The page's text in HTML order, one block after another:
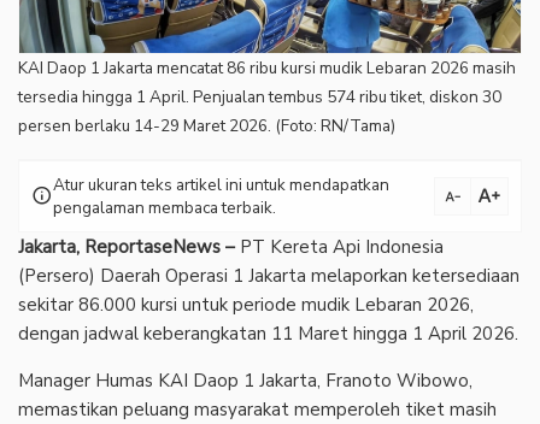
KAI Daop 1 Jakarta mencatat 86 ribu kursi mudik Lebaran 2026 masih
tersedia hingga 1 April. Penjualan tembus 574 ribu tiket, diskon 30
persen berlaku 14-29 Maret 2026. (Foto: RN/Tama)
infoAtur ukuran teks artikel ini untuk mendapatkan
pengalaman membaca terbaik.
text_decrease text_increase
Jakarta, ReportaseNews – PT Kereta Api Indonesia
(Persero) Daerah Operasi 1 Jakarta melaporkan ketersediaan
sekitar 86.000 kursi untuk periode mudik Lebaran 2026,
dengan jadwal keberangkatan 11 Maret hingga 1 April 2026.
‎Manager Humas KAI Daop 1 Jakarta, Franoto Wibowo,
memastikan peluang masyarakat memperoleh tiket masih